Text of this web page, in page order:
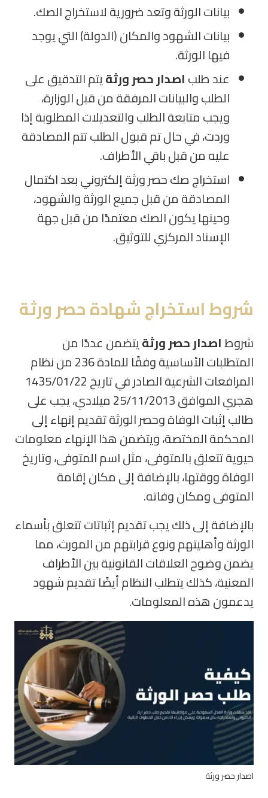
بيانات الورثة وتعد ضرورية لاستخراج الصك.
بيانات الشهود والمكان (الدولة) التي يوجد
فيها الورثة.
عند طلباصدار حصر ورثةيتم التدقيق على
الطلب والبيانات المرفقة من قبل الوزارة،
ويجب متابعة الطلب والتعديلات المطلوبة إذا
وردت، في حال تم قبول الطلب تتم المصادقة
عليه من قبل باقي الأطراف.
استخراج صك حصر ورثة إلكتروني بعد اكتمال
المصادقة من قبل جميع الورثة والشهود،
وحينها يكون الصك معتمدًا من قبل جهة
الإسناد المركزي للتوثيق.
شروط استخراج شهادة حصر ورثة
شروطاصدار حصر ورثةيتضمن عددًا من
المتطلبات الأساسية وفقًا للمادة 236 من نظام
المرافعات الشرعية الصادر في تاريخ 1435/01/22
هجري الموافق 25/11/2013 ميلادي، يجب على
طالب إثبات الوفاة وحصر الورثة تقديم إنهاء إلى
المحكمة المختصة، ويتضمن هذا الإنهاء معلومات
حيوية تتعلق بالمتوفى، مثل اسم المتوفى، وتاريخ
الوفاة ووقتها، بالإضافة إلى مكان إقامة
المتوفى ومكان وفاته.
بالإضافة إلى ذلك يجب تقديم إثباتات تتعلق بأسماء
الورثة وأهليتهم ونوع قرابتهم من المورث، مما
يضمن وضوح العلاقات القانونية بين الأطراف
المعنية، كذلك يتطلب النظام أيضًا تقديم شهود
يدعمون هذه المعلومات.
اصدار حصر ورثة